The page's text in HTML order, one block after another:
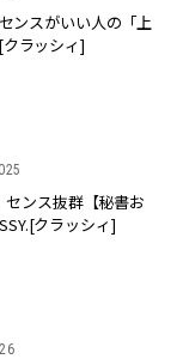
ンスがいい人の「上
クラッシィ]
センス抜群【秘書お
クラッシィ]